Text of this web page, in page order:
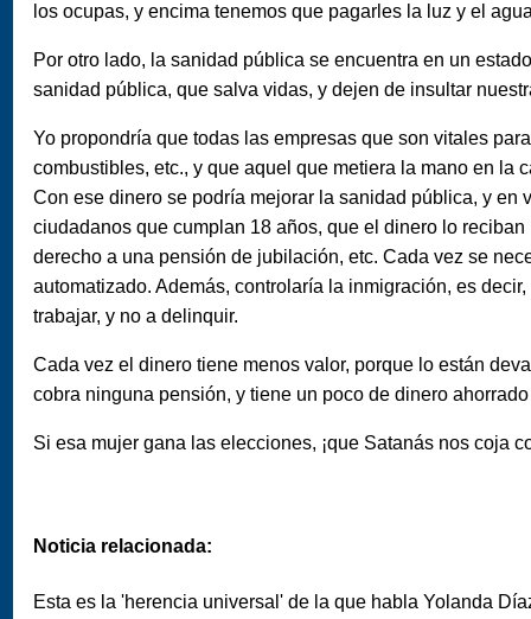
los ocupas, y encima tenemos que pagarles la luz y el
Por otro lado, la sanidad pública se encuentra en un
sanidad pública, que salva vidas, y dejen de insultar
Yo propondría que todas las empresas que son vitales
combustibles, etc., y que aquel que metiera la mano en la
Con ese dinero se podría mejorar la sanidad pública, y en
ciudadanos que cumplan 18 años, que el dinero lo
derecho a una pensión de jubilación, etc. Cada vez se
automatizado. Además, controlaría la inmigración, es
trabajar, y no a delinquir.
Cada vez el dinero tiene menos valor, porque lo están
cobra ninguna pensión, y tiene un poco de dinero
Si esa mujer gana las elecciones, ¡que Satanás nos coja
Noticia relacionada:
Esta es la 'herencia universal' de la que habla Yolanda